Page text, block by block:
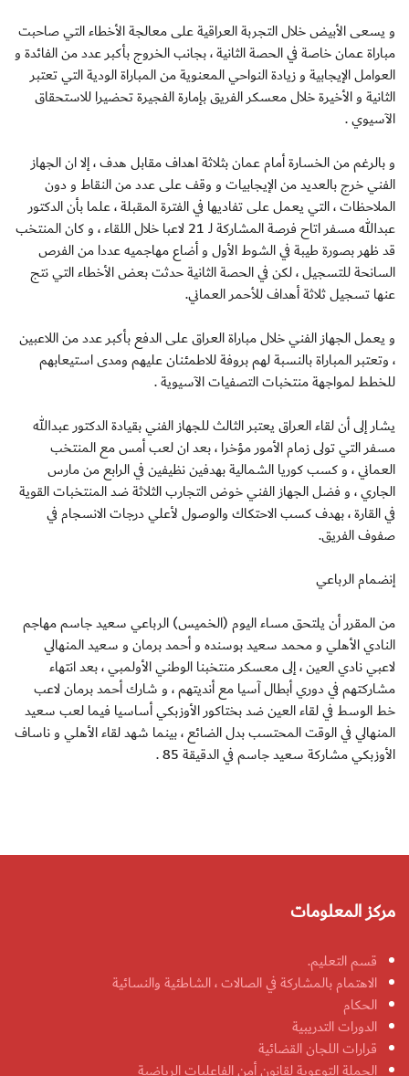
و يسعى الأبيض خلال التجربة العراقية على معالجة الأخطاء التي صاحبت
مباراة عمان خاصة في الحصة الثانية ، بجانب الخروج بأكبر عدد من الفائدة و
العوامل الإيجابية و زيادة النواحي المعنوية من المباراة الودية التي تعتبر
الثانية و الأخيرة خلال معسكر الفريق بإمارة الفجيرة تحضيرا للاستحقاق
الآسيوي .
و بالرغم من الخسارة أمام عمان بثلاثة اهداف مقابل هدف ، إلا ان الجهاز
الفني خرج بالعديد من الإيجابيات و وقف على عدد من النقاط و دون
الملاحظات ، التي يعمل على تفاديها في الفترة المقبلة ، علما بأن الدكتور
عبدالله مسفر اتاح فرصة المشاركة لـ 21 لاعبا خلال اللقاء ، و كان المنتخب
قد ظهر بصورة طيبة في الشوط الأول و أضاع مهاجميه عددا من الفرص
السانحة للتسجيل ، لكن في الحصة الثانية حدثت بعض الأخطاء التي نتج
عنها تسجيل ثلاثة أهداف للأحمر العماني.
و يعمل الجهاز الفني خلال مباراة العراق على الدفع بأكبر عدد من اللاعبين
، وتعتبر المباراة بالنسبة لهم بروفة للاطمئنان عليهم ومدى استيعابهم
للخطط لمواجهة منتخبات التصفيات الآسيوية .
يشار إلى أن لقاء العراق يعتبر الثالث للجهاز الفني بقيادة الدكتور عبدالله
مسفر التي تولى زمام الأمور مؤخرا ، بعد ان لعب أمس مع المنتخب
العماني ، و كسب كوريا الشمالية بهدفين نظيفين في الرابع من مارس
الجاري ، و فضل الجهاز الفني خوض التجارب الثلاثة ضد المنتخبات القوية
في القارة ، بهدف كسب الاحتكاك والوصول لأعلي درجات الانسجام في
صفوف الفريق.
إنضمام الرباعي
من المقرر أن يلتحق مساء اليوم (الخميس) الرباعي سعيد جاسم مهاجم
النادي الأهلي و محمد سعيد بوسنده و أحمد برمان و سعيد المنهالي
لاعبي نادي العين ، إلى معسكر منتخبنا الوطني الأولمبي ، بعد انتهاء
مشاركتهم في دوري أبطال آسيا مع أنديتهم ، و شارك أحمد برمان لاعب
خط الوسط في لقاء العين ضد بختاكور الأوزبكي أساسيا فيما لعب سعيد
المنهالي في الوقت المحتسب بدل الضائع ، بينما شهد لقاء الأهلي و ناساف
الأوزبكي مشاركة سعيد جاسم في الدقيقة 85 .
مركز المعلومات
قسم التعليم.
الاهتمام بالمشاركة في الصالات ، الشاطئية والنسائية
الحكام
الدورات التدريبية
قرارات اللجان القضائية
الحملة التوعوية لقانون أمن الفاعليات الرياضية